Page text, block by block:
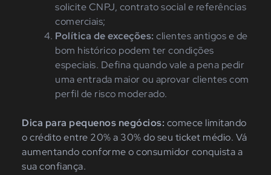
solicite CNPJ, contrato social e referências
comerciais;
Política de exceções: clientes antigos e de
bom histórico podem ter condições
especiais. Defina quando vale a pena pedir
uma entrada maior ou aprovar clientes com
perfil de risco moderado.
Dica para pequenos negócios: comece limitando
o crédito entre 20% a 30% do seu ticket médio. Vá
aumentando conforme o consumidor conquista a
sua confiança.